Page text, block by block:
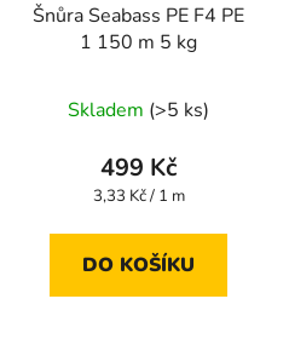
Šnůra Seabass PE F4 PE
1 150 m 5 kg
Skladem (>5 ks)
499 Kč
Měrná
3,33 Kč / 1 m
DO KOŠÍKU